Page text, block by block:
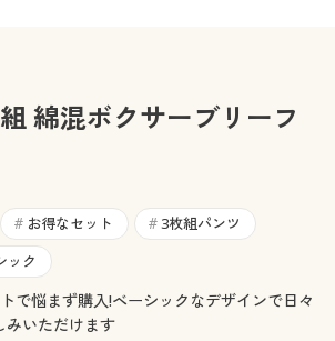
問い合わせ
綿混ボクサーブリーフ
# お得なセット # 3枚組パンツ
ック
で悩まず購入!ベーシックなデザインで日々
みいただけます